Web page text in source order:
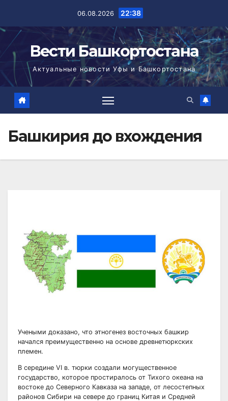
06.08.2026 22:38
Вести Башкортостана
Актуальные новости Уфы и Башкортостана
Башкирия до вхождения
Учеными доказано, что этногенез восточных башкир
начался преимущественно на основе древнетюркских
племен.
В середине VI в. тюрки создали могущественное
государство, которое простиралось от Тихого океана на
востоке до Северного Кавказа на западе, от лесостепных
районов Сибири на севере до границ Китая и Средней